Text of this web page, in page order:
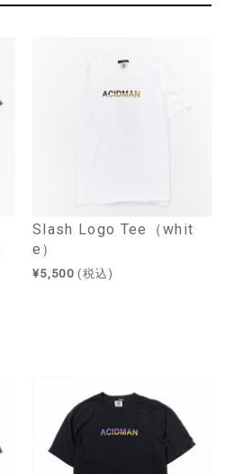
Slash Logo Tee（whit
e）
¥5,500 (税込)